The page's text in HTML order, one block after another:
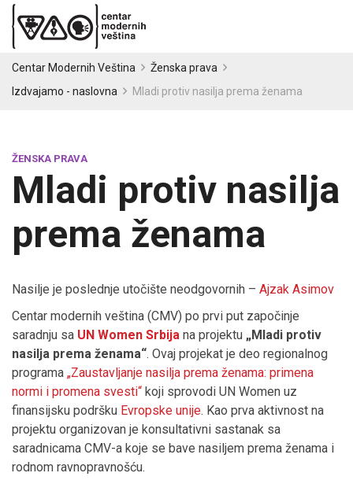
Centar Modernih Veština
Ženska prava
Izdvajamo - naslovna
Mladi protiv nasilja prema ženama
ŽENSKA PRAVA
Mladi protiv nasilja
prema ženama
Nasilje je poslednje utočište neodgovornih – Ajzak Asimov
Centar modernih veština (CMV) po prvi put započinje
saradnju sa UN Women Srbija na projektu „Mladi protiv
nasilja prema ženama“. Ovaj projekat je deo regionalnog
programa „Zaustavljanje nasilja prema ženama: primena
normi i promena svesti“ koji sprovodi UN Women uz
finansijsku podršku Evropske unije. Kao prva aktivnost na
projektu organizovan je konsultativni sastanak sa
saradnicama CMV-a koje se bave nasiljem prema ženama i
rodnom ravnopravnošću.